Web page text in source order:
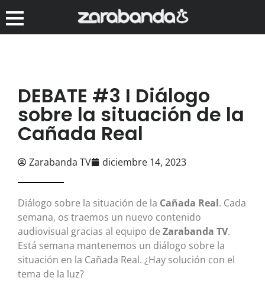
DEBATE #3 I Diálogo
sobre la situación de la
Cañada Real
Zarabanda TV diciembre 14, 2023
Diálogo sobre la situación de la Cañada Real. Cada
semana, os traemos un nuevo contenido
audiovisual gracias al equipo de Zarabanda TV.
Está semana mantenemos un diálogo sobre la
situación en la Cañada Real. ¿Hay solución con el
tema de la luz?